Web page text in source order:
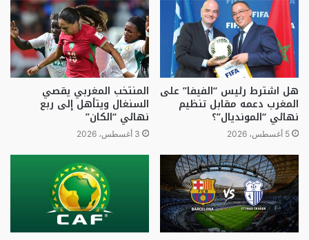
هل اشترط رئيس “الفيفا” على
المغرب دعمه مقابل تنظيم
نهائي “المونديال”؟
5 أغسطس، 2026
المنتخب المغربي يقصي
السنغال ويتأهل إلى ربع
نهائي “الكان”
3 أغسطس، 2026